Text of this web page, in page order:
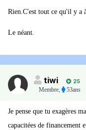
Rien.C'est tout ce qu'il y a
Le néant.
tiwi
25
Membre, 53ans
Je pense que tu exagères
capacitées de financement